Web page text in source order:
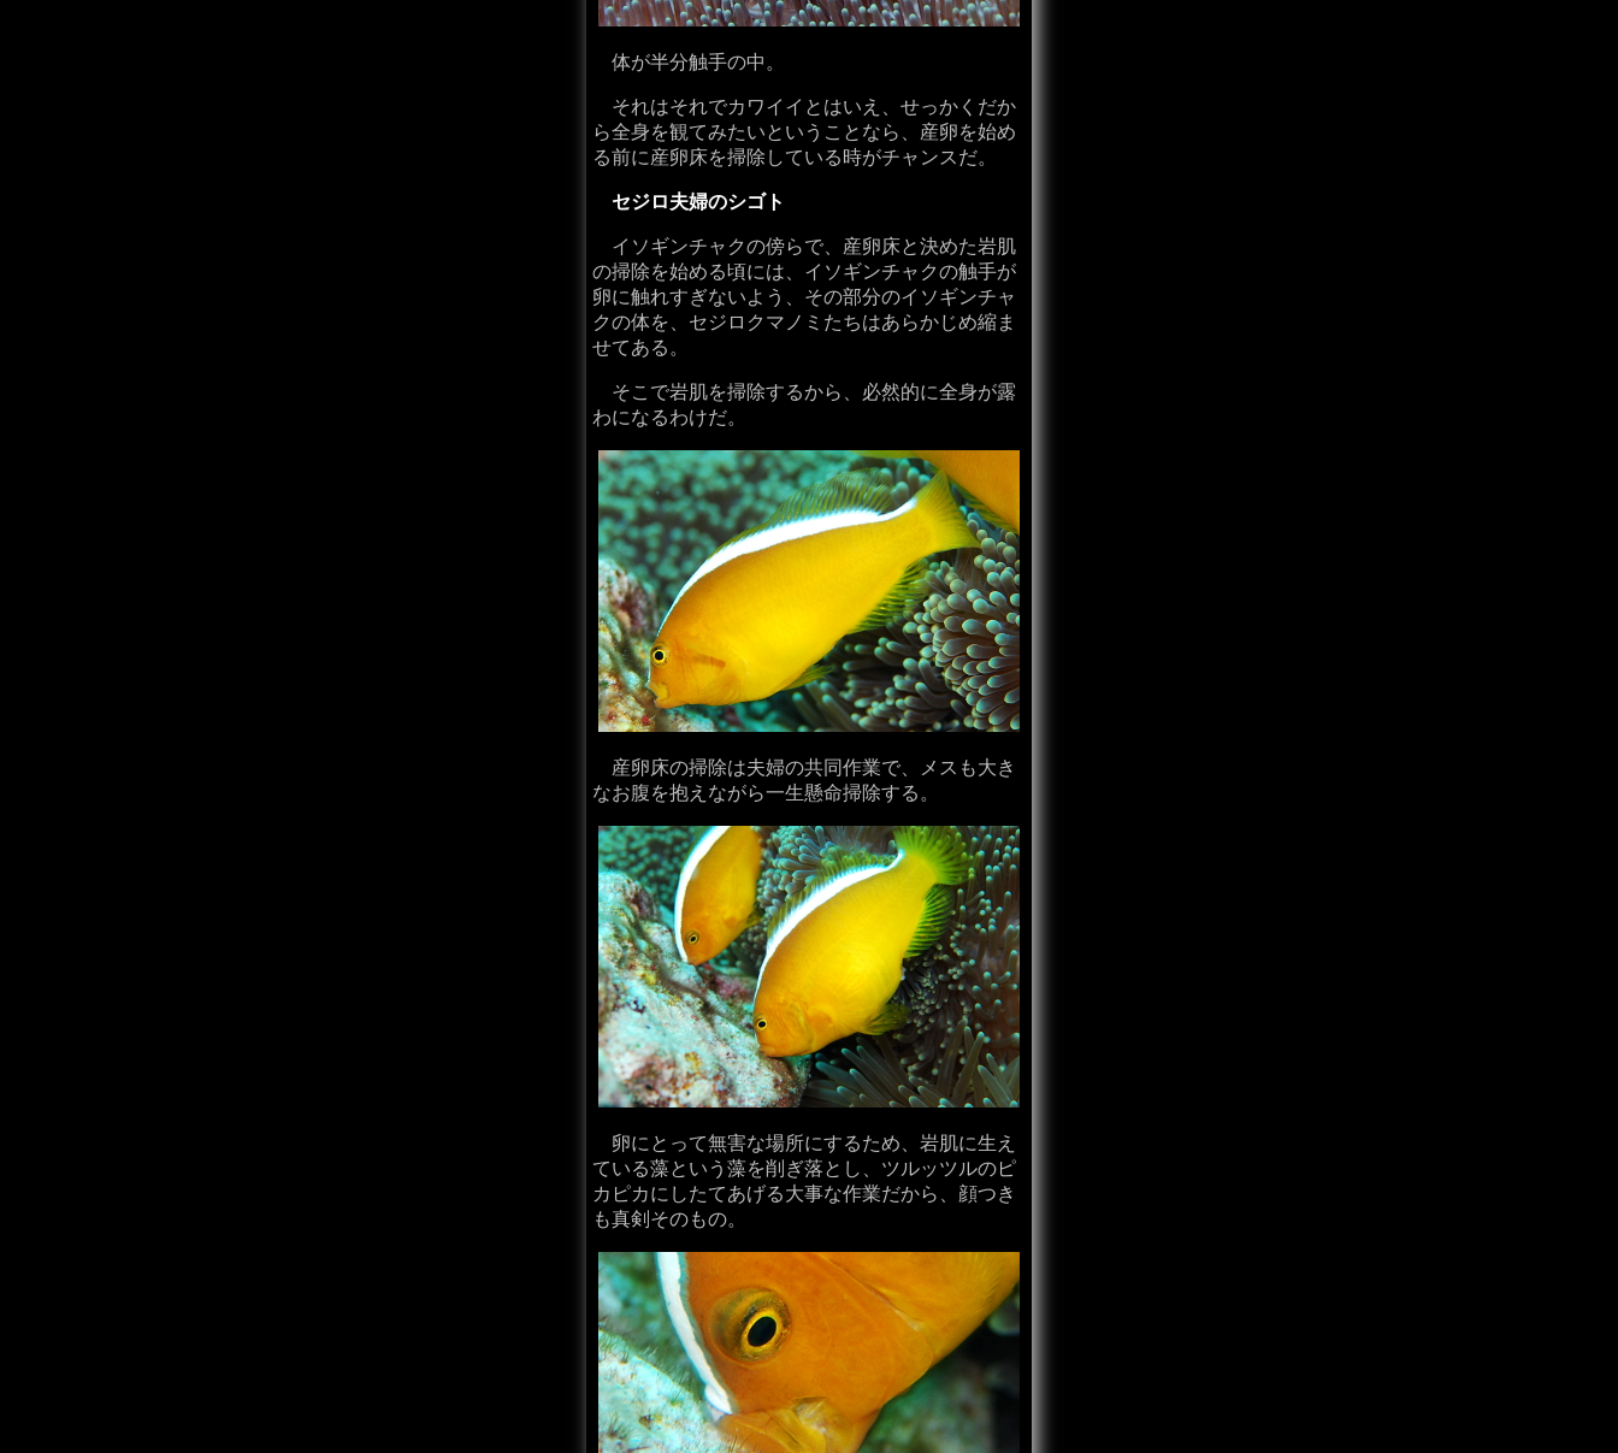
体が半分触手の中。
それはそれでカワイイとはいえ、せっかくだか
ら全身を観てみたいということなら、産卵を始め
る前に産卵床を掃除している時がチャンスだ。
セジロ夫婦のシゴト
イソギンチャクの傍らで、産卵床と決めた岩肌
の掃除を始める頃には、イソギンチャクの触手が
卵に触れすぎないよう、その部分のイソギンチャ
クの体を、セジロクマノミたちはあらかじめ縮ま
せてある。
そこで岩肌を掃除するから、必然的に全身が露
わになるわけだ。
産卵床の掃除は夫婦の共同作業で、メスも大き
なお腹を抱えながら一生懸命掃除する。
卵にとって無害な場所にするため、岩肌に生え
ている藻という藻を削ぎ落とし、ツルッツルのピ
カピカにしたてあげる大事な作業だから、顔つき
も真剣そのもの。